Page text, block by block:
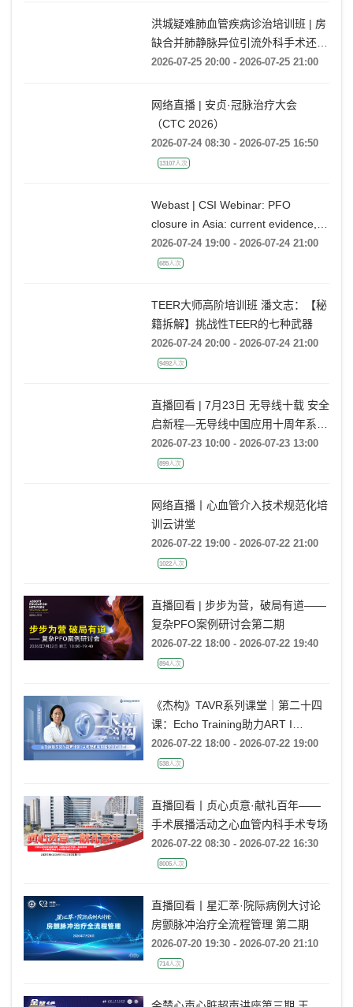
洪城疑难肺血管疾病诊治培训班 | 房
网络直播 | 安贞·冠脉治疗大会
（CTC 2026）
2026-07-24 08:30 - 2026-07-25 16:50
Webast | CSI Webinar: PFO
closure in Asia: current evidence,
emerging indications and future
2026-07-24 19:00 - 2026-07-24 21:00
TEER大师高阶培训班 潘文志：【秘
籍拆解】挑战性TEER的七种武器
2026-07-24 20:00 - 2026-07-24 21:00
直播回看 | 7月23日 无导线十载 安全
启新程—无导线中国应用十周年系列
活动
2026-07-23 10:00 - 2026-07-23 13:00
网络直播丨心血管介入技术规范化培
训云讲堂
2026-07-22 19:00 - 2026-07-22 21:00
直播回看 | 步步为营，破局有道——
复杂PFO案例研讨会第二期
2026-07-22 18:00 - 2026-07-22 19:40
《杰构》TAVR系列课堂｜第二十四
课：Echo Training助力ART I
Rebecca T. Hahn教授《主动脉瓣反
疗决策》
2026-07-22 18:00 - 2026-07-22 19:00
直播回看丨贞心贞意·献礼百年——
手术展播活动之心血管内科手术专场
2026-07-22 08:30 - 2026-07-22 16:30
直播回看丨星汇萃·院际病例大讨论
房颤脉冲治疗全流程管理 第二期
2026-07-20 19:30 - 2026-07-20 21:10